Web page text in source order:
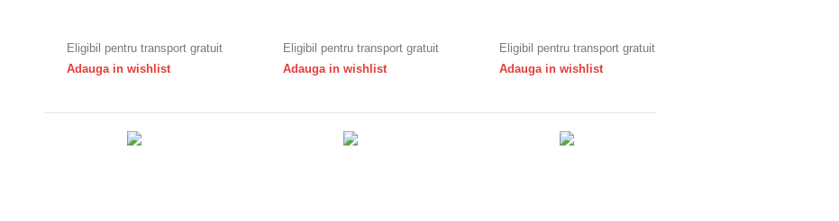
Eligibil pentru transport gratuit
Adauga in wishlist
Eligibil pentru transport gratuit
Adauga in wishlist
Eligibil pentru transport gratuit
Adauga in wishlist